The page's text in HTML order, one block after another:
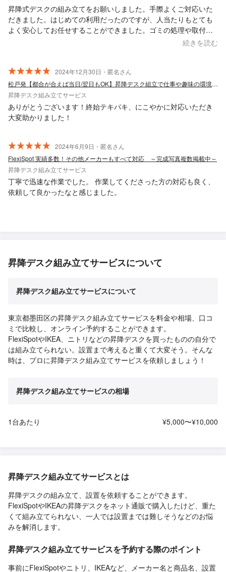
昇降式デスクの組み立てをお願いしました。手際よくご対応いた
だきました。はじめての利用だったのですが、人当たりもとても
よく安心してお任せすることができました。ゴミの処理や取付け
続きを読む
2024年12月30日・匿名さん
松戸発【都合が合えば当日/翌日もOK】昇降デスク組立で仕事や趣味の環境をサポート
昇降デスク組み立てサービス
ありがとうございます！終始テキパキ、にこやかに対応いただき
大変助かりました！
2024年6月9日・匿名さん
FlexiSpot 実績多数！その他メーカーもすべて対応 ～完成写真複数掲載中～
昇降デスク組み立てサービス
丁寧で迅速な作業でした。 作業してくださった方の対応も良く、
依頼して良かったなと感じました。
昇降デスク組み立てサービスについて
昇降デスク組み立てサービスについて
東京都墨田区の昇降デスク組み立てサービスを料金や相場、口コ
ミで比較し、オンライン予約することができます。
FlexiSpotやIKEA、ニトリなどの昇降デスクを買ったものの自分で
は組み立てられない。設置まで考えると重くて大変そう。そんな
時は、プロに昇降デスク組み立てサービスを依頼しましょう！
昇降デスク組み立てサービスの相場
1台あたり ¥5,000〜¥10,000
昇降デスク組み立てサービスとは
昇降デスクの組み立て、設置を依頼することができます。
FlexiSpotやIKEAの昇降デスクをネット通販で購入したけど、重た
くて組み立てられない、一人では設置までは難しそうなどのお悩
みを解消します。
昇降デスク組み立てサービスを予約する際のポイント
事前にFlexiSpotやニトリ、IKEAなど、メーカー名と商品名、設置